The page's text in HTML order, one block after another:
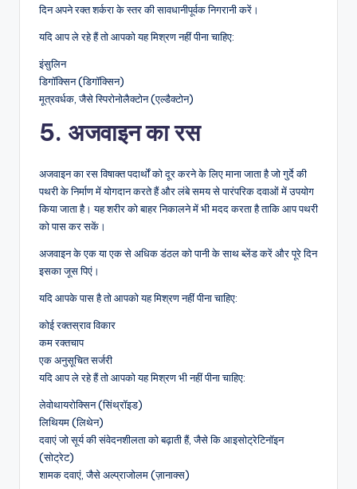
दिन अपने रक्त शर्करा के स्तर की सावधानीपूर्वक निगरानी करें।
यदि आप ले रहे हैं तो आपको यह मिश्रण नहीं पीना चाहिए:
इंसुलिन
डिगॉक्सिन (डिगॉक्सिन)
मूत्रवर्धक, जैसे स्पिरोनोलैक्टोन (एल्डैक्टोन)
5. अजवाइन का रस
अजवाइन का रस विषाक्त पदार्थों को दूर करने के लिए माना जाता है जो गुर्दे की
पथरी के निर्माण में योगदान करते हैं और लंबे समय से पारंपरिक दवाओं में उपयोग
किया जाता है। यह शरीर को बाहर निकालने में भी मदद करता है ताकि आप पथरी
को पास कर सकें।
अजवाइन के एक या एक से अधिक डंठल को पानी के साथ ब्लेंड करें और पूरे दिन
इसका जूस पिएं।
यदि आपके पास है तो आपको यह मिश्रण नहीं पीना चाहिए:
कोई रक्तस्राव विकार
कम रक्तचाप
एक अनुसूचित सर्जरी
यदि आप ले रहे हैं तो आपको यह मिश्रण भी नहीं पीना चाहिए:
लेवोथायरोक्सिन (सिंथ्रॉइड)
लिथियम (लिथेन)
दवाएं जो सूर्य की संवेदनशीलता को बढ़ाती हैं, जैसे कि आइसोट्रेटिनॉइन
(सोट्रेट)
शामक दवाएं, जैसे अल्प्राजोलम (ज़ानाक्स)